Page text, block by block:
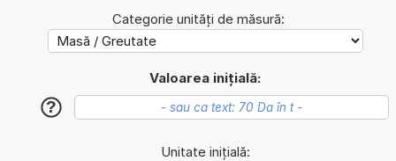
Categorie unități de măsură:
Valoarea inițială:
?
Unitate inițială: